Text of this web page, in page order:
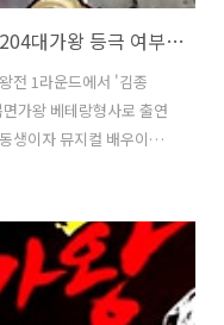
복면가왕 1급특수요원 정체 김종서 204대가왕 등극 여부 베테랑형사 김성욱 고래사냥 송창식 노래 가사 곡설명
전 1라운드에서 '김종
가왕 베테랑형사로 출연
생이자 뮤지컬 배우이자
사냥'입니다. 과연 복면
래사냥'은 최인호 작사,
행진 ' OST로, '일간 스
로 한 1975년에 개봉된
인공 병태의 테마곡입니